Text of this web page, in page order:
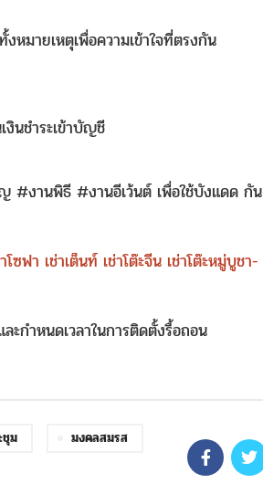
หมายเหตุเพื่อความเข้าใจที่ตรงกัน
งินชำระเข้าบัญชี
#งานพิธี #งานอีเว้นต์ เพื่อใช้บังแดด กัน
โซฟา เช่าเต็นท์ เช่าโต๊ะจีน เช่าโต๊ะหมู่บูชา-
ะกำหนดเวลาในการติดตั้งรื้อถอน
ชุม
มงคลสมรส